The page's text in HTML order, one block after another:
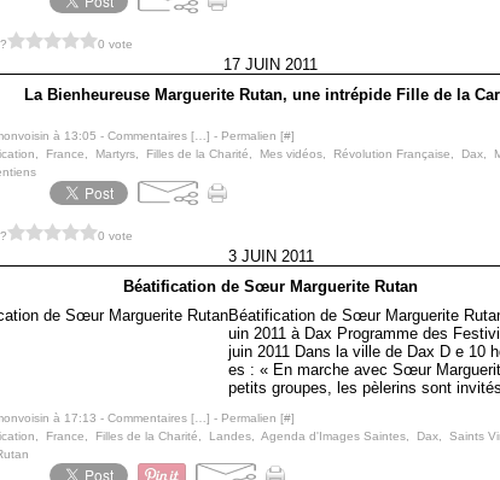
0 vote
17 JUIN 2011
La Bienheureuse Marguerite Rutan, une intrépide Fille de la
à 13:05 - Commentaires [ ] - Permalien [#]
France Martyrs Filles de la Charité Mes vidéos Révolution Française Dax
0 vote
3 JUIN 2011
Béatification de Sœur Marguerite Rutan
Béatification de Sœur Marguerite
uin 2011 à Dax Programme des
juin 2011 Dans la ville de Dax D e 10
es : « En marche avec Sœur
petits groupes, les pèlerins sont
à 17:13 - Commentaires [ ] - Permalien [#]
France Filles de la Charité Landes Agenda d'Images Saintes Dax Saints